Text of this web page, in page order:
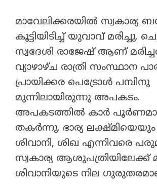
മാവേലിക്കരയിൽ സ്വകാര്യ
കൂട്ടിയിടിച്ച് യുവാവ് മരിച്ചു.
സ്വദേശി രാജേഷ് ആണ്
വ്യാഴാഴ്ച രാത്രി സംസ്ഥാന
പ്രായിക്കര പെട്രോൾ പമ്പിനു
മുന്നിലായിരുന്നു അപകടം.
അപകടത്തിൽ കാർ
തകർന്നു. ഭാര്യ
ശിവാനി, ശിഖ എന്നിവരെ
സ്വകാര്യ ആശുപത്രിയിലേക്ക്
ശിവാനിയുടെ നില